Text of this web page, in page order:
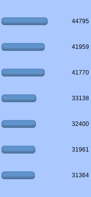
44795
41959
41770
33138
32400
31961
31364